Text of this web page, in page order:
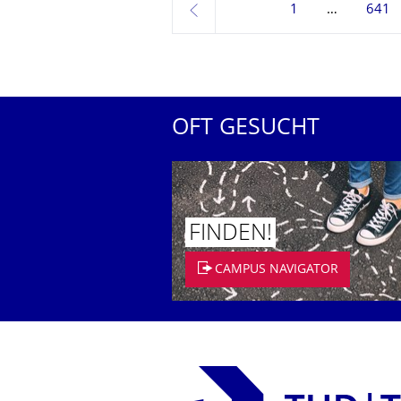
zurück
1 641
OFT GESUCHT
FINDEN!
CAMPUS NAVIGATOR